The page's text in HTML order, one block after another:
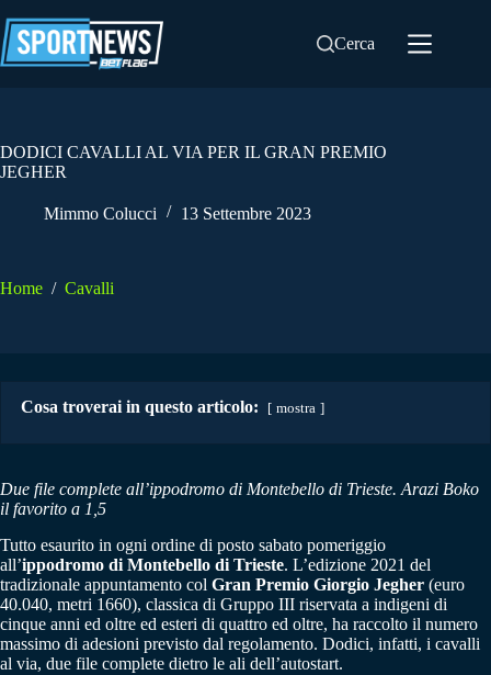
al
contenuto
Cerca
DODICI CAVALLI AL VIA PER IL GRAN PREMIO
JEGHER
Mimmo Colucci 13 Settembre 2023
Home / Cavalli
Cosa troverai in questo articolo: mostra
Due file complete all’ippodromo di Montebello di Trieste. Arazi Boko
il favorito a 1,5
Tutto esaurito in ogni ordine di posto sabato pomeriggio
all’ippodromo di Montebello di Trieste. L’edizione 2021 del
tradizionale appuntamento col Gran Premio Giorgio Jegher (euro
40.040, metri 1660), classica di Gruppo III riservata a indigeni di
cinque anni ed oltre ed esteri di quattro ed oltre, ha raccolto il numero
massimo di adesioni previsto dal regolamento. Dodici, infatti, i cavalli
al via, due file complete dietro le ali dell’autostart.